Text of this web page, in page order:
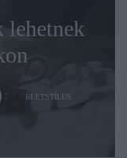
lehetnek
ÉLETSTÍLUS